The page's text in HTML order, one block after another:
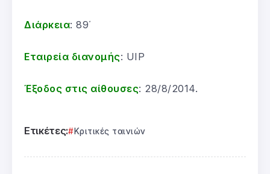
Διάρκεια: 89΄
Εταιρεία διανομής: UIP
Έξοδος στις αίθουσες: 28/8/2014.
Ετικέτες: Κριτικές ταινιών